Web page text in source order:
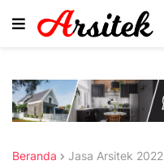
Beranda Jasa Arsitek 2022